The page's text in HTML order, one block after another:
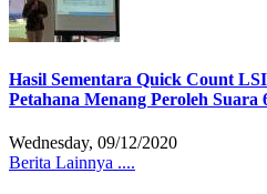
Hasil Sementara Quick Count
Petahana Menang Peroleh Suara
Wednesday, 09/12/2020
Berita Lainnya ....